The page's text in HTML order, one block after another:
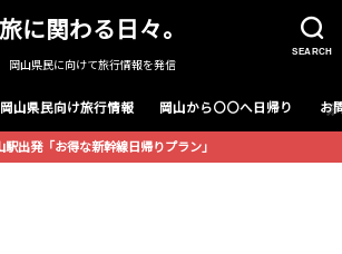
SEARCH
旅に関わる日々。
岡山県民に向けて旅行情報を発信
岡山県民向け旅行情報 岡山から〇〇へ日帰り お
駅出発「お得な新幹線日帰りプラン」